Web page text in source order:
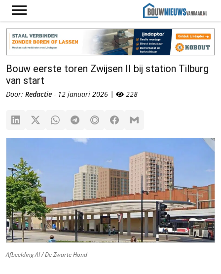
Bouw eerste toren Zwijsen II bij station Tilburg
van start
Door: Redactie - 12 januari 2026 | 228
Afbeelding AI / De Zwarte Hond